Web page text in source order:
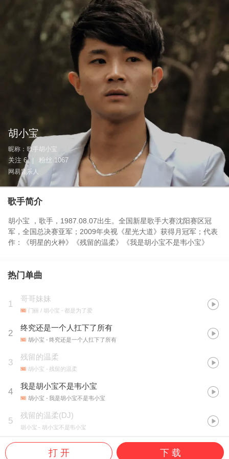
胡小宝
昵称： 歌手胡小宝
关注 6 粉丝 1067
网易音乐人
歌手简介
胡小宝 ，歌手，1987.08.07出生。全国新星歌手大赛沈阳赛区冠
军，全国总决赛亚军；2009年央视《星光大道》获得月冠军；代表
作：《明星的火种》《残留的温柔》《我是胡小宝不是韦小宝》
热门单曲
1
哥哥妹妹
门丽 / 胡小宝 - 都是为了爱
2
终究还是一个人扛下了所有
胡小宝 - 终究还是一个人扛下了所有
3
残留的温柔
胡小宝 - 残留的温柔
4
我是胡小宝不是韦小宝
胡小宝 - 我是胡小宝不是韦小宝
5
残留的温柔(DJ)
胡小宝 - 胡小宝不是韦小宝
打 开 下 载